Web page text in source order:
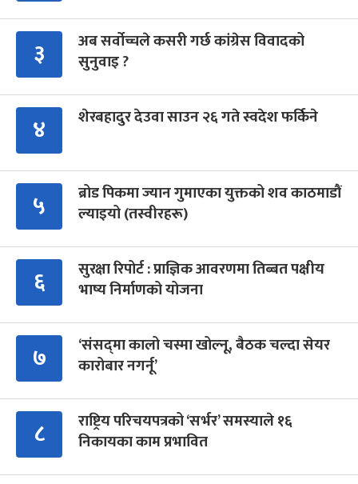
३
अब सर्वोच्चले कसरी गर्छ कांग्रेस विवादको
सुनुवाइ ?
४ शेरबहादुर देउवा साउन २६ गते स्वदेश फर्किने
५
ब्रोड पिकमा ज्यान गुमाएका युक्तको शव काठमाडौं
ल्याइयो (तस्वीरहरू)
६
सुरक्षा रिपोर्ट : प्राज्ञिक आवरणमा तिब्बत पक्षीय
भाष्य निर्माणको योजना
७
‘संसद्‍मा कालो चस्मा खोल्नू, बैठक चल्दा सेयर
कारोबार नगर्नू’
८
राष्ट्रिय परिचयपत्रको ‘सर्भर’ समस्याले १६
निकायका काम प्रभावित